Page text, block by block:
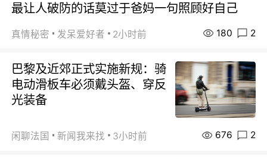
最让人破防的话莫过于爸妈一句照顾好自己
真情秘密 发呆爱好者 2小时前 180 2
巴黎及近郊正式实施新规：骑
电动滑板车必须戴头盔、穿反
光装备
闲聊法国 新闻我来找 3小时前 676 2